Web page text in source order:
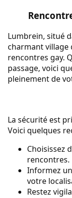
Lumbrein, situé
charmant village
rencontres gay.
passage, voici
pleinement de
La sécurité est
Voici quelques
Choisissez
rencontres.
Informez
votre
Restez